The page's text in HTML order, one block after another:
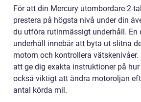
För att din Mercury utombordare 2-
prestera på högsta nivå under din
du utföra rutinmässigt underhåll. En
underhåll innebär att byta ut slitna
motorn och kontrollera
att ge dig exakta instruktioner på
också viktigt att ändra motoroljan
antal körda mil.